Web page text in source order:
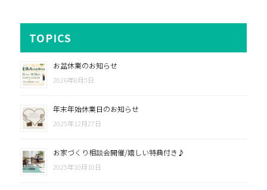
TOPICS
お盆休業のお知らせ
2026年8月5日
年末年始休業日のお知らせ
2025年12月27日
お家づくり相談会開催/嬉しい特典付き♪
2025年10月10日